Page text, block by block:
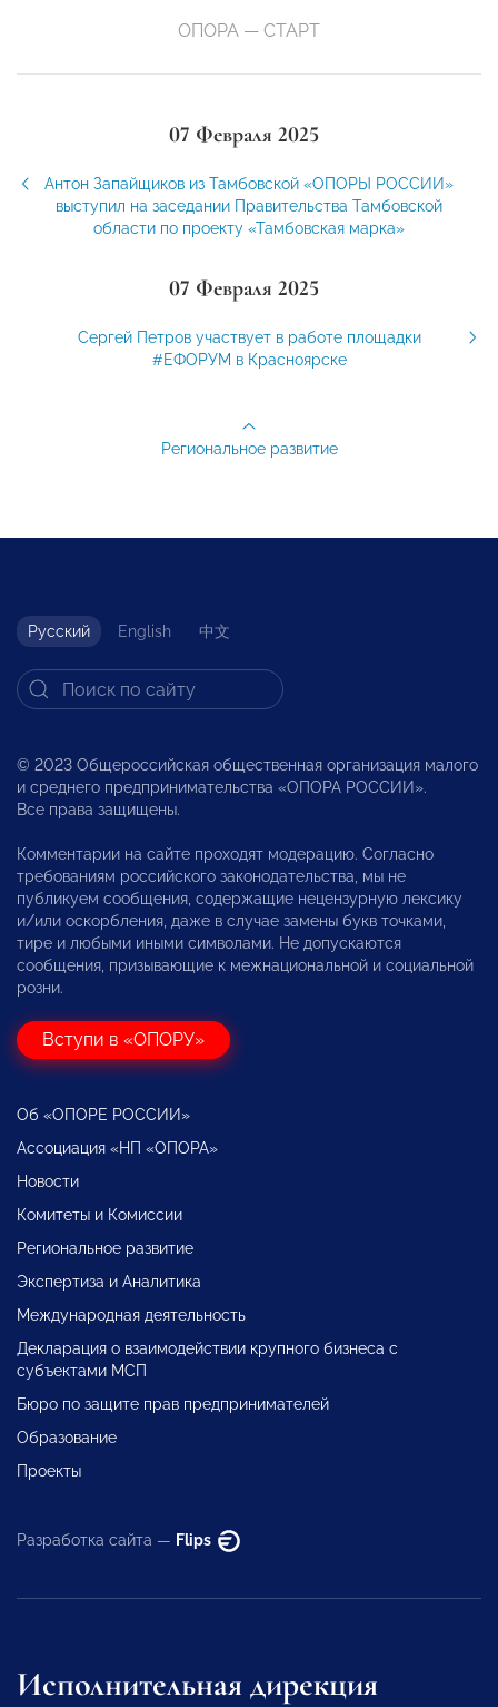
ОПОРА — СТАРТ
07 Февраля 2025
Антон Запайщиков из Тамбовской «ОПОРЫ РОССИИ»
выступил на заседании Правительства Тамбовской
области по проекту «Тамбовская марка»
07 Февраля 2025
Сергей Петров участвует в работе площадки
#ЕФОРУМ в Красноярске
Региональное развитие
Русский English 中文
© 2023 Общероссийская общественная организация малого
и среднего предпринимательства «ОПОРА РОССИИ».
Все права защищены.
Комментарии на сайте проходят модерацию. Согласно
требованиям российского законодательства, мы не
публикуем сообщения, содержащие нецензурную лексику
и/или оскорбления, даже в случае замены букв точками,
тире и любыми иными символами. Не допускаются
сообщения, призывающие к межнациональной и социальной
розни.
Вступи в «ОПОРУ»
Об «ОПОРЕ РОССИИ»
Ассоциация «НП «ОПОРА»
Новости
Комитеты и Комиссии
Региональное развитие
Экспертиза и Аналитика
Международная деятельность
Декларация о взаимодействии крупного бизнеса с
субъектами МСП
Бюро по защите прав предпринимателей
Образование
Проекты
Разработка сайта — Flips
Исполнительная дирекция